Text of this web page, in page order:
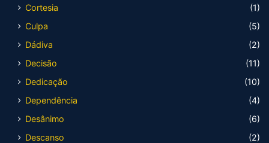
Cortesia
(1)
Culpa
(5)
Dádiva
(2)
Decisão
(11)
Dedicação
(10)
Dependência
(4)
Desânimo
(6)
Descanso
(2)